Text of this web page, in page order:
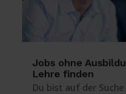
Jobs ohne
Lehre finden
Du bist auf der Suche